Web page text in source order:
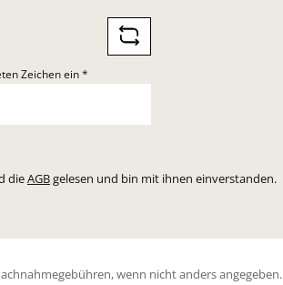
Zeichen ein*
dieAGBgelesen und bin mit ihnen einverstanden.
wenn nicht anders angegeben.